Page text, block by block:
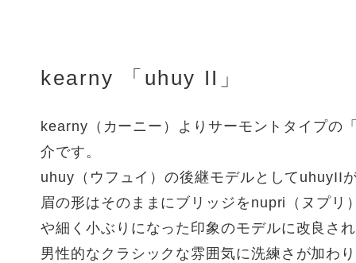
kearny 「uhuy II」
kearny（カーニー）よりサーモントタイプの
介です。
uhuy（ウフュイ）の後継モデルとしてuhuyII
眉の形はそのままにブリッジをnupri（ヌプリ
や細く小ぶりになった印象のモデルに改良さ
男性的なクラシックな雰囲気に洗練さが加わ